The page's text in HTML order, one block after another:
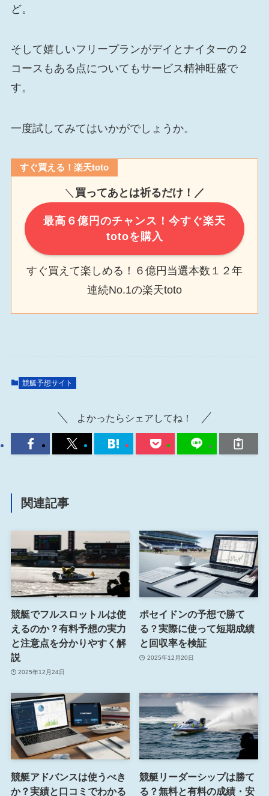
ど。
そして嬉しいフリープランがデイとナイターの２
コースもある点についてもサービス精神旺盛で
す。
一度試してみてはいかがでしょうか。
すぐ買える！楽天toto
＼ 買ってあとは祈るだけ！／
最高６億円のチャンス！今すぐ楽天
totoを購入
すぐ買えて楽しめる！６億円当選本数１２年
連続No.1の楽天toto
競艇予想サイト
よかったらシェアしてね！
関連記事
競艇でフルスロットルは使
えるのか？有料予想の実力
と注意点を分かりやすく解
説
2025年12月24日
ポセイドンの予想で勝て
る？実際に使って短期成績
と回収率を検証
2025年12月20日
競艇アドバンスは使うべき
か？実績と口コミでわかる
競艇リーダーシップは勝て
る？無料と有料の成績・安